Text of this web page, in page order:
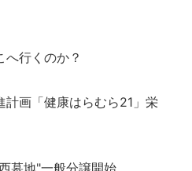
へ行くのか？
計画「健康はらむら21」栄
墓地"一般分譲開始